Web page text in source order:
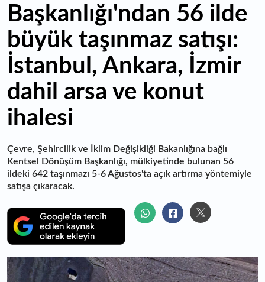
Başkanlığı'ndan 56 ilde
büyük taşınmaz satışı:
İstanbul, Ankara, İzmir
dahil arsa ve konut
ihalesi
Çevre, Şehircilik ve İklim Değişikliği Bakanlığına bağlı
Kentsel Dönüşüm Başkanlığı, mülkiyetinde bulunan 56
ildeki 642 taşınmazı 5-6 Ağustos'ta açık artırma yöntemiyle
satışa çıkaracak.